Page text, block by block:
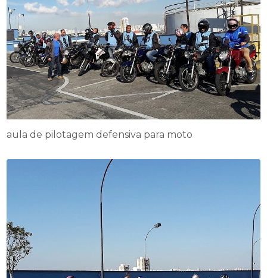
aula de pilotagem defensiva para moto